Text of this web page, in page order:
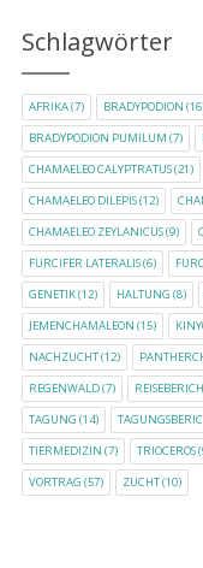
Schlagwörter
AFRIKA(7) BRADYPODION
BRADYPODION PUMILUM (7)
CHAMAELEO CALYPTRATUS(21)
CHAMAELEO DILEPIS(12)
CHAMAELEO ZEYLANICUS(9)
FURCIFER LATERALIS(6)
GENETIK(12) HALTUNG (8)
JEMENCHAMÄLEON (15)
NACHZUCHT(12)
REGENWALD(7)
TAGUNG (14)
TIERMEDIZIN (7) TRIOCEROS
VORTRAG (57) ZUCHT(10)